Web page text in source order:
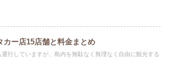
カー店15店舗と料金まとめ
行していますが、島内を無駄なく無理なく自由に観光する